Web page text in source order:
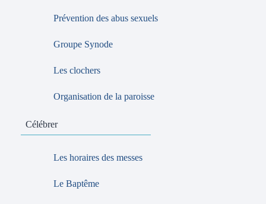
Prévention des abus sexuels
Groupe Synode
Les clochers
Organisation de la paroisse
Célébrer
Les horaires des messes
Le Baptême